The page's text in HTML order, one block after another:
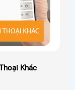
Khác